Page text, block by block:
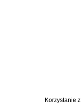
Korzystanie